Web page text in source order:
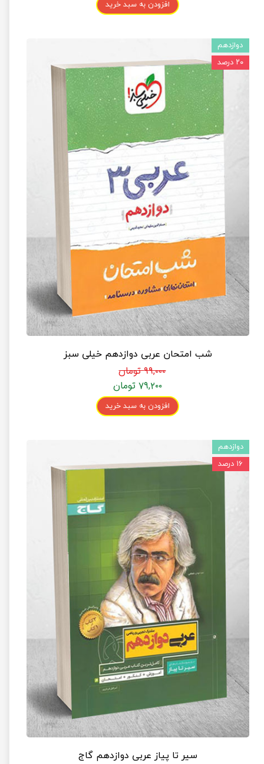
افزودن به سبد خرید
شب امتحان عربی دوازدهم خیلی سبز
۹۹,۰۰۰ تومان
۷۹,۲۰۰ تومان
افزودن به سبد خرید
دوازدهم
۲۰ درصد
سیر تا پیاز عربی دوازدهم گاج
دوازدهم
۱۶ درصد